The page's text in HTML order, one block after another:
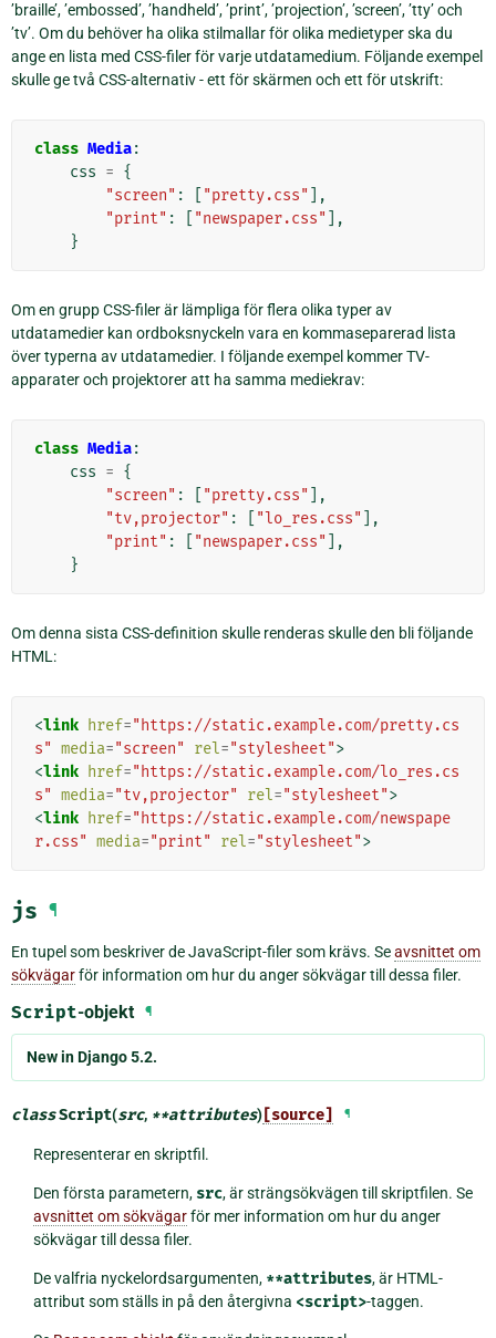
’braille’, ’embossed’, ’handheld’, ’print’, ’projection’, ’screen’, ’tty’ och
’tv’. Om du behöver ha olika stilmallar för olika medietyper ska du
ange en lista med CSS-filer för varje utdatamedium. Följande exempel
skulle ge två CSS-alternativ - ett för skärmen och ett för utskrift:
class Media:
css = {
"screen" : "pretty.css"
],
"print" : "newspaper.css"
],
}
Om en grupp CSS-filer är lämpliga för flera olika typer av
utdatamedier kan ordboksnyckeln vara en kommaseparerad lista
över typerna av utdatamedier. I följande exempel kommer TV-
apparater och projektorer att ha samma mediekrav:
class Media:
css = {
"screen" : "pretty.css"
],
"tv,projector" : "lo_res.css"
],
"print" : "newspaper.css"
],
}
Om denna sista CSS-definition skulle renderas skulle den bli följande
HTML:
<link href="https://static.example.com/pretty.cs
s" media="screen" rel="stylesheet">
<link href="https://static.example.com/lo_res.cs
s" media="tv,projector" rel="stylesheet">
<link href="https://static.example.com/newspape
r.css" media="print" rel="stylesheet">
js ¶
En tupel som beskriver de JavaScript-filer som krävs. Seavsnittet om
sökvägarför information om hur du anger sökvägar till dessa filer.
Script-objekt ¶
New in Django 5.2.
classScript(src, **attributes) [source] ¶
Representerar en skriptfil.
Den första parametern, src, är strängsökvägen till skriptfilen. Se
avsnittet om sökvägarför mer information om hur du anger
sökvägar till dessa filer.
De valfria nyckelordsargumenten, **attributes, är HTML-
attribut som ställs in på den återgivna <script>-taggen.